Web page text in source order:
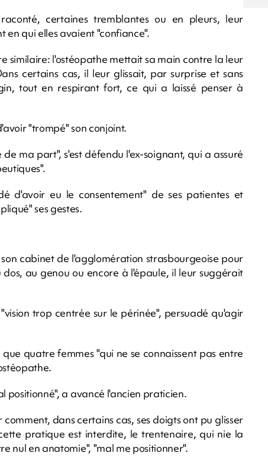
certaines tremblantes ou en pleurs, leur
en qui elles avaient "confiance".
similaire: l'ostéopathe mettait sa main contre la leur
certains cas, il leur glissait, par surprise et sans
tout en respirant fort, ce qui a laissé penser à
"trompé" son conjoint.
ma part", s'est défendu l'ex-soignant, qui a assuré
d'avoir eu le consentement" de ses patientes et
ses gestes.
cabinet de l'agglomération strasbourgeoise pour
au genou ou encore à l'épaule, il leur suggérait
trop centrée sur le périnée", persuadé qu'agir
quatre femmes "qui ne se connaissent pas entre
positionné", a avancé l'ancien praticien.
dans certains cas, ses doigts ont pu glisser
pratique est interdite, le trentenaire, qui nie la
nul en anatomie", "mal me positionner".